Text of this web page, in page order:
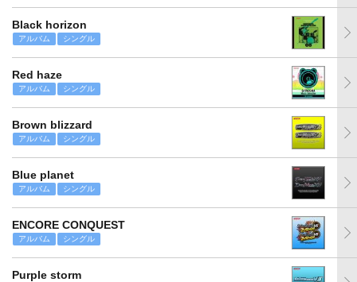
Black horizon
アルバム シングル
Red haze
アルバム シングル
Brown blizzard
アルバム シングル
Blue planet
アルバム シングル
ENCORE CONQUEST
アルバム シングル
Purple storm